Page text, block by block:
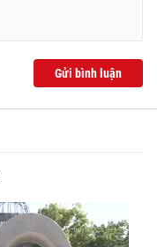
Gửi bình luận